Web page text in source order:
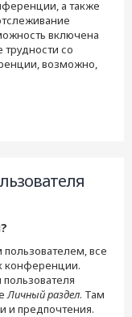
а также
включена
со
возможно,
пользователем, все
конференции.
Личный раздел. Там
и предпочтения.